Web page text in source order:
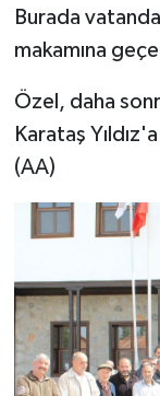
Burada
makamına
Özel, daha
Karataş
(AA)